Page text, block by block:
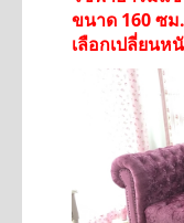
ขนาด 160 ซ
เลือกเปลี่ยนห